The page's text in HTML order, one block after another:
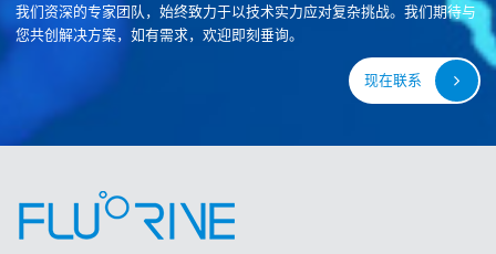
我们资深的专家团队，始终致力于以技术实力应对复杂挑战。我们期待与
您共创解决方案，如有需求，欢迎即刻垂询。
现在联系